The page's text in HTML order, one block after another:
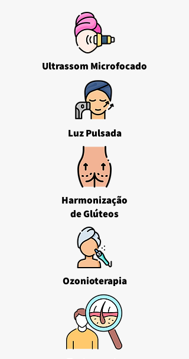
Ultrassom Microfocado
Luz Pulsada
Harmonização
de Glúteos
Ozonioterapia